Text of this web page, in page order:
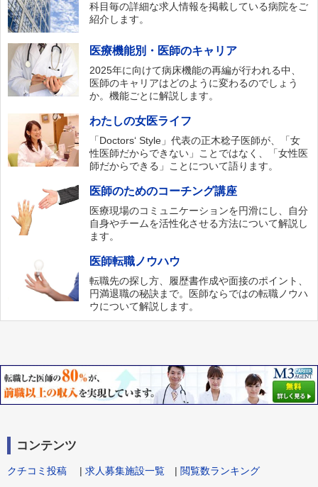
科目毎の詳細な求人情報を掲載している病院をご
紹介します。
医療機能別・医師のキャリア
2025年に向けて病床機能の再編が行われる中、
医師のキャリアはどのように変わるのでしょう
か。機能ごとに解説します。
わたしの女医ライフ
「Doctors‘ Style」代表の正木稔子医師が、「女
性医師だからできない」ことではなく、「女性医
師だからできる」ことについて語ります。
医師のためのコーチング講座
医療現場のコミュニケーションを円滑にし、自分
自身やチームを活性化させる方法について解説し
ます。
医師転職ノウハウ
転職先の探し方、履歴書作成や面接のポイント、
円満退職の秘訣まで。医師ならではの転職ノウハ
ウについて解説します。
コンテンツ
クチコミ投稿 | 求人募集施設一覧 | 閲覧数ランキング